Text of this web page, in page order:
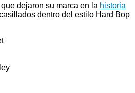
dejaron su marca en la historia
dentro del estilo Hard Bop